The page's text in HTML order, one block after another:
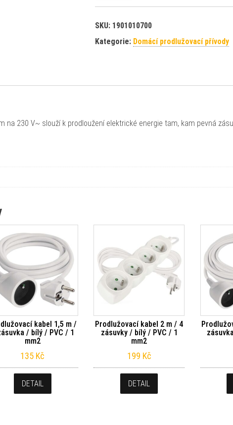
SKU: 1901010700
Kategorie: Domácí prodlužovací přívody
na 230 V~ slouží k prodloužení elektrické energie tam, kam pevná
kabel 1,5 m /
/ bílý / PVC / 1
mm2
135 Kč
DETAIL
Prodlužovací kabel 2 m / 4
zásuvky / bílý / PVC / 1
mm2
199 Kč
DETAIL